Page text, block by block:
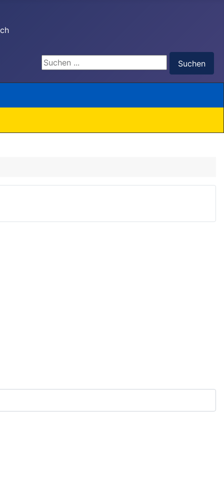
Suchen ...
Suchen